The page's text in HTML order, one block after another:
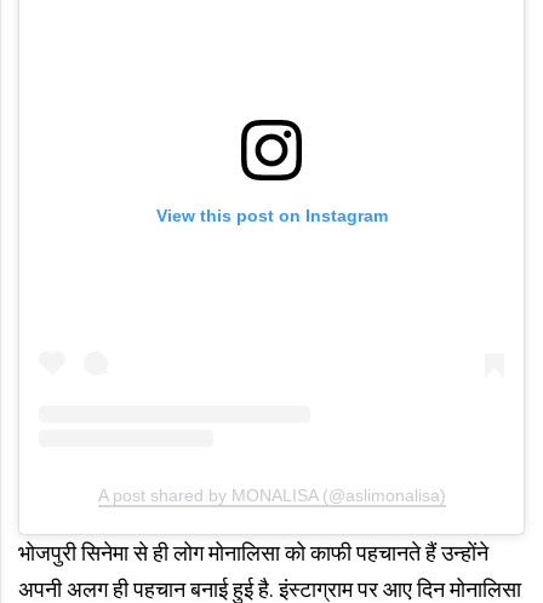
View this post on Instagram
A post shared by MONALISA (@aslimonalisa)
भोजपुरी सिनेमा से ही लोग मोनालिसा को काफी पहचानते हैं उन्होंने
अपनी अलग ही पहचान बनाई हुई है. इंस्टाग्राम पर आए दिन मोनालिसा